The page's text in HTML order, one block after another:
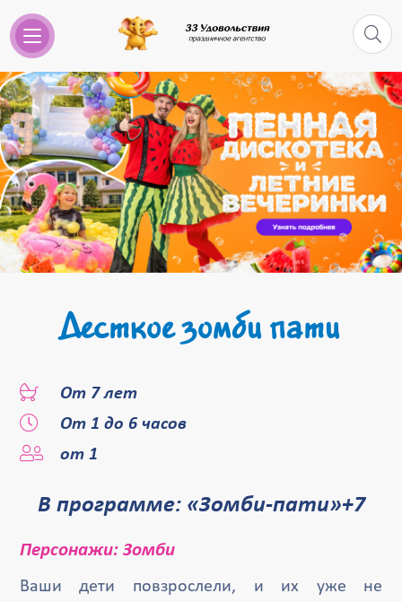
Десткое зомби пати
От 7 лет
От 1 до 6 часов
от 1
В программе: «Зомби-пати»+7
Персонажи: Зомби
Ваши дети повзрослели, и их уже не